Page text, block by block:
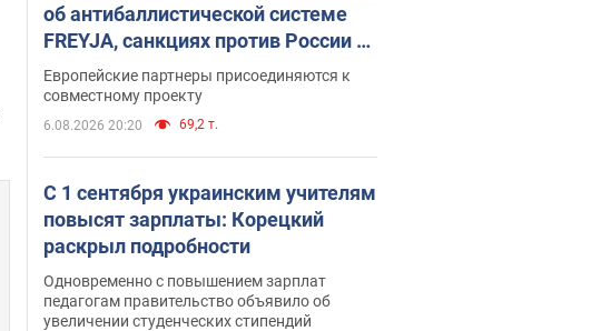
об антибаллистической системе
FREYJA, санкциях против России и
поддержке аграриев. Видео
Европейские партнеры присоединяются к
совместному проекту
6.08.2026 20:20 69,2 т.
С 1 сентября украинским учителям
повысят зарплаты: Корецкий
раскрыл подробности
Одновременно с повышением зарплат
педагогам правительство объявило об
увеличении студенческих стипендий